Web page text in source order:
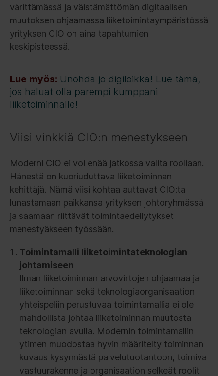
värittämässä ja väistämättömän digitaalisen
muutoksen ohjaamassa liiketoimintaympäristössä
yrityksen CIO on aina tapahtumien
keskipisteessä.
Lue myös: Unohda jo digiloikka! Lue tämä,
jos haluat olla parempi kumppani
liiketoiminnalle!
Viisi vinkkiä CIO:n menestykseen
Moderni CIO ei voi enää jatkossa valita rooliaan.
Hänestä on kuoriuduttava liiketoiminnan
kehittäjä. Nämä viisi kohtaa auttavat CIO:ta
lunastamaan paikkansa yrityksen johtoryhmässä
ja saamaan riittävät toimintaedellytykset
menestyäkseen työssään.
Toimintamalli liiketoimintateknologian
johtamiseen
Ilman liiketoiminnan arvovirtojen ohjaamaa ja
liiketoiminnan sekä teknologiaorganisaation
yhteispeliin perustuvaa toimintamallia ei ole
mahdollista johtaa liiketoiminnan muutosta
teknologian avulla. Modernin toimintamallin
ytimen muodostaa hyvin määritelty toiminnan
kuvaus kysynnästä palvelutuotantoon, toimiva
vastuurakenne ja organisaation selkeät roolit